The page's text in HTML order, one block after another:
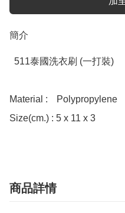
簡介
Material :	Polypropylene
Size(cm.) : 5 x 11 x 3
商品詳情